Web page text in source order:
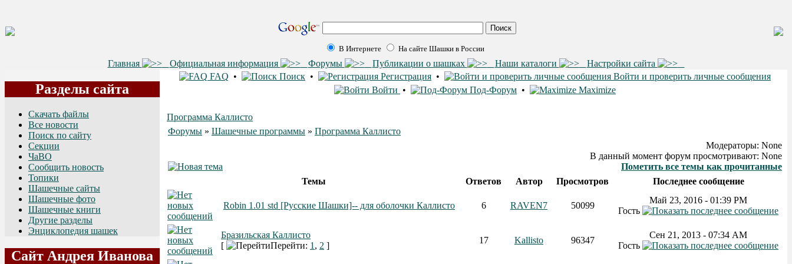
В Интернете На сайте Шашки в России
Главная Официальная информация Форумы Публикации о шашках Наши каталоги Настройки сайта
Разделы сайта
Скачать файлы
Все новости
Поиск по сайту
Секции
ЧаВО
Сообщить новость
Топики
Шашечные сайты
Шашечные фото
Шашечные книги
Другие разделы
Энциклопедия шашек
Сайт Андрея Иванова
FAQ • Поиск • Регистрация •
Войти и проверить личные сообщения
Войти • Под-Форум • Maximize
Программа Каллисто
Форумы » Шашечные программы » Программа Каллисто
Модераторы: None
В данный момент форум просмотривают: None
Пометить все темы как прочитанные
Темы
Ответов Автор Просмотров Последнее сообщение
Robin 1.01 std [Русские Шашки]-- для оболочки Каллисто 6 RAVEN7 50099
Май 23, 2016 - 01:39 PM
Гость
Бразильская Каллисто
[
Перейти: 1 , 2 ]
17 Kallisto 96347
Сен 21, 2013 - 07:34 AM
Гость